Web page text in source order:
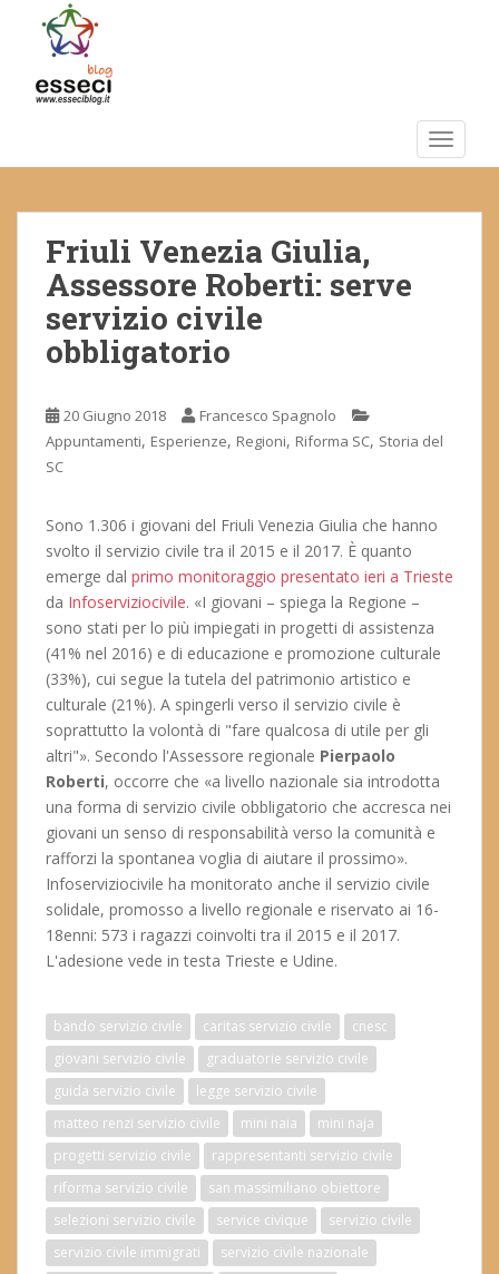
m
Friuli Venezia Giulia,
Assessore Roberti: serve
servizio civile
obbligatorio
20 Giugno 2018
Francesco Spagnolo
Appuntamenti, Esperienze, Regioni, Riforma SC, Storia del
SC
Sono 1.306 i giovani del Friuli Venezia Giulia che hanno
svolto il servizio civile tra il 2015 e il 2017. È quanto
emerge dal primo monitoraggio presentato ieri a Trieste
da Infoserviziocivile. «I giovani – spiega la Regione –
sono stati per lo più impiegati in progetti di assistenza
(41% nel 2016) e di educazione e promozione culturale
(33%), cui segue la tutela del patrimonio artistico e
culturale (21%). A spingerli verso il servizio civile è
soprattutto la volontà di "fare qualcosa di utile per gli
altri"». Secondo l'Assessore regionale Pierpaolo
Roberti, occorre che «a livello nazionale sia introdotta
una forma di servizio civile obbligatorio che accresca nei
giovani un senso di responsabilità verso la comunità e
rafforzi la spontanea voglia di aiutare il prossimo».
Infoserviziocivile ha monitorato anche il servizio civile
solidale, promosso a livello regionale e riservato ai 16-
18enni: 573 i ragazzi coinvolti tra il 2015 e il 2017.
L'adesione vede in testa Trieste e Udine.
bando servizio civile caritas servizio civile
cnesc
giovani servizio civile
graduatorie servizio civile
guida servizio civile
legge servizio civile
matteo renzi servizio civile
mini naia
mini naja
progetti servizio civile
rappresentanti servizio civile
riforma servizio civile
san massimiliano obiettore
selezioni servizio civile
service civique
servizio civile
servizio civile immigrati
servizio civile nazionale